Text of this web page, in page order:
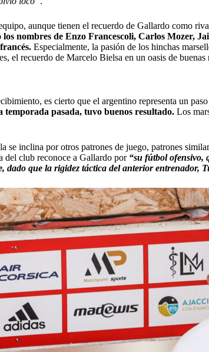
aunque tienen el recuerdo de Gallardo como
nombres de Enzo Francescoli, Carlos Mozer,
Especialmente, la pasión de los hinchas
el recuerdo de Marcelo Bielsa en un oasis de buenas
es cierto que el argentino representa un
pasada, tuvo buenos resultado. Los
se inclina por otros patrones de juego, patrones
del club reconoce a Gallardo por “su fútbol ofensivo,
dado que la rigidez táctica del anterior entrenador,